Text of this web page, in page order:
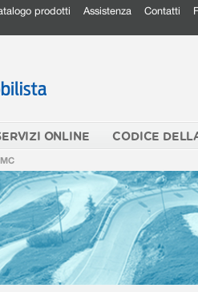
prodotti Assistenza Contatti
ONLINE CODICE